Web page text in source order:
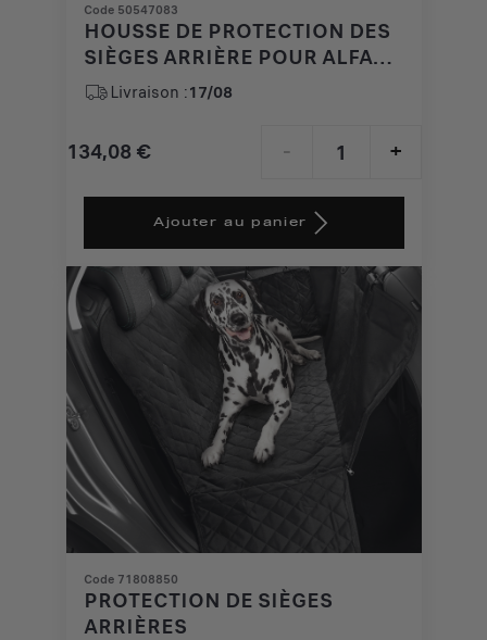
Code 50547083
HOUSSE DE PROTECTION DES
SIÈGES ARRIÈRE POUR ALFA
ROMEO
Livraison :17/08
134,08 €
Price
134,08
€
- +
Quantity
to:
1
Ajouter au panier
Code 71808850
PROTECTION DE SIÈGES
ARRIÈRES